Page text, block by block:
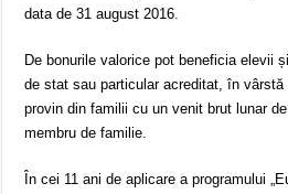
data de 31 august 2016.
De bonurile valorice pot beneficia elevii
de stat sau particular acreditat, în
provin din familii cu un venit brut lunar
membru de familie.
În cei 11 ani de aplicare a programului